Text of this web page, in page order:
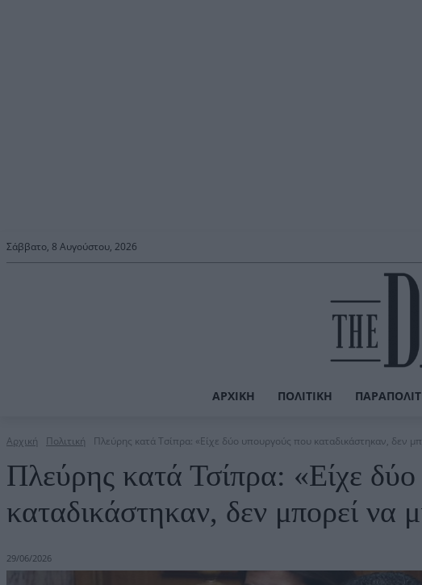
Σάββατο, 8 Αυγούστου, 2026
ΑΡΧΙΚΉ ΠΟΛΙΤΙΚΉ
Αρχική Πολιτική Πλεύρης κατά Τσίπρα: «Είχε δύο υπουργούς που καταδικάστηκαν, δεν
Πλεύρης κατά Τσίπρα: «Είχε
καταδικάστηκαν, δεν μπορεί να
29/06/2026